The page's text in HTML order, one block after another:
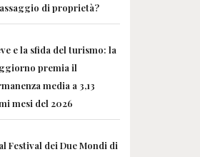
di proprietà?
e la sfida del turismo: la
premia il
media a 3,13
mesi del 2026
Festival dei Due Mondi di